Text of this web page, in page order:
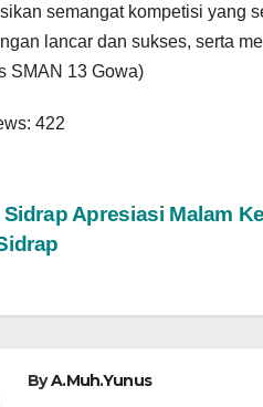
semangat kompetisi yang
lancar dan sukses, serta
SMAN 13 Gowa)
422
Apresiasi Malam
ByA.Muh.Yunus